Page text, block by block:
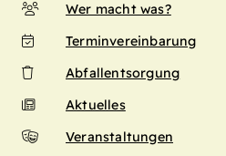
Wer macht was?
Terminvereinbarung
Abfallentsorgung
Aktuelles
Veranstaltungen